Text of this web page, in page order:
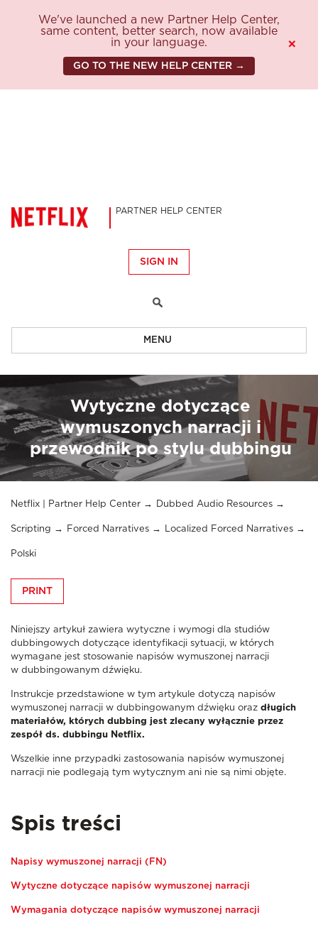
We've launched a new Partner Help Center,
same content, better search, now available
in your language.
GO TO THE NEW HELP CENTER →
×
PARTNER HELP CENTER
SIGN IN
MENU
Wytyczne dotyczące
wymuszonych narracji i
przewodnik po stylu dubbingu
Netflix | Partner Help Center Dubbed Audio Resources
Scripting Forced Narratives Localized Forced Narratives
Polski
PRINT
Niniejszy artykuł zawiera wytyczne i wymogi dla studiów
dubbingowych dotyczące identyfikacji sytuacji, w których
wymagane jest stosowanie napisów wymuszonej narracji
w dubbingowanym dźwięku.
Instrukcje przedstawione w tym artykule dotyczą napisów
wymuszonej narracji w dubbingowanym dźwięku oraz długich
materiałów, których dubbing jest zlecany wyłącznie przez
zespół ds. dubbingu Netflix.
Wszelkie inne przypadki zastosowania napisów wymuszonej
narracji nie podlegają tym wytycznym ani nie są nimi objęte.
Spis treści
Napisy wymuszonej narracji (FN)
Wytyczne dotyczące napisów wymuszonej narracji
Wymagania dotyczące napisów wymuszonej narracji